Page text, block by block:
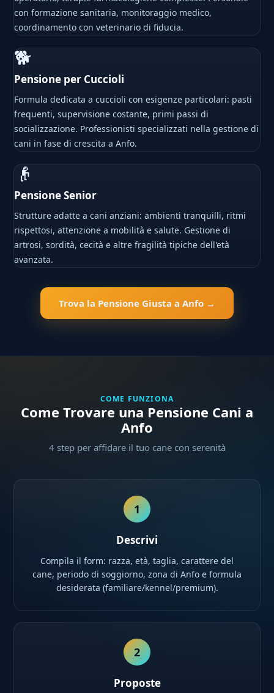
con formazione sanitaria, monitoraggio medico,
coordinamento con veterinario di fiducia.
🐕
Pensione per Cuccioli
Formula dedicata a cuccioli con esigenze particolari: pasti
frequenti, supervisione costante, primi passi di
socializzazione. Professionisti specializzati nella gestione di
cani in fase di crescita a Anfo.
👴
Pensione Senior
Strutture adatte a cani anziani: ambienti tranquilli, ritmi
rispettosi, attenzione a mobilità e salute. Gestione di
artrosi, sordità, cecità e altre fragilità tipiche dell'età
avanzata.
Trova la Pensione Giusta a Anfo →
COME FUNZIONA
Come Trovare una Pensione Cani a
Anfo
4 step per affidare il tuo cane con serenità
1
Descrivi
Compila il form: razza, età, taglia, carattere del
cane, periodo di soggiorno, zona di Anfo e formula
desiderata (familiare/kennel/premium).
2
Proposte